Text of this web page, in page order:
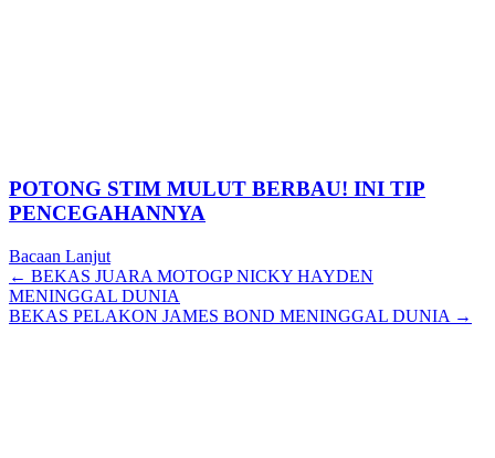
POTONG STIM MULUT BERBAU! INI TIP
PENCEGAHANNYA
Bacaan Lanjut
Posts
navigation
← BEKAS JUARA MOTOGP NICKY HAYDEN
MENINGGAL DUNIA
BEKAS PELAKON JAMES BOND MENINGGAL DUNIA →